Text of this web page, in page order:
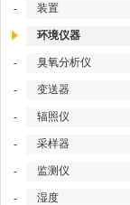
- 装置
环境仪器
- 臭氧分析仪
- 变送器
- 辐照仪
- 采样器
- 监测仪
- 湿度